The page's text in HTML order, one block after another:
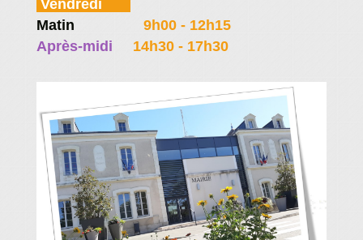
Vendredi
Matin
9h00 - 12h15
Après-midi 14h30 - 17h30